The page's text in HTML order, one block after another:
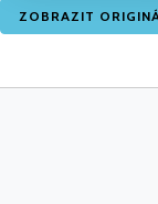
ZOBRAZIT